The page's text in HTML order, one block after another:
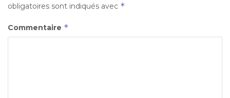
obligatoires sont indiqués avec *
Commentaire *